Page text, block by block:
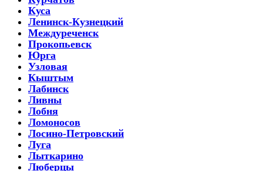
Куса
Ленинск-Кузнецкий
Междуреченск
Прокопьевск
Юрга
Узловая
Кыштым
Лабинск
Ливны
Лобня
Ломоносов
Лосино-Петровский
Луга
Лыткарино
Люберцы